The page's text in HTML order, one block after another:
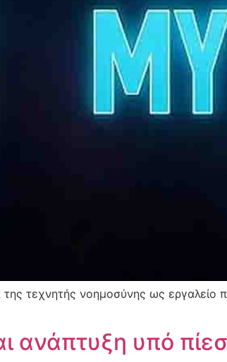
τεχνητής νοημοσύνης ως εργαλείο
ανάπτυξη υπό